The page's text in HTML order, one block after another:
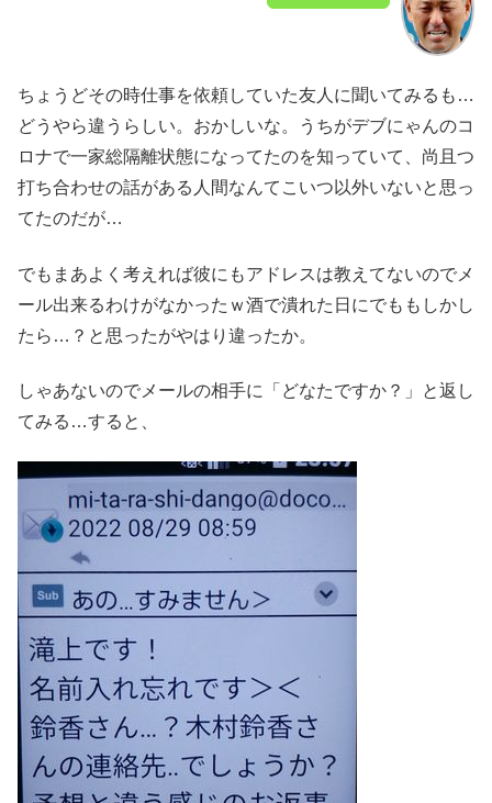
ちょうどその時仕事を依頼していた友人に聞いてみるも…
どうやら違うらしい。おかしいな。うちがデブにゃんのコ
ロナで一家総隔離状態になってたのを知っていて、尚且つ
打ち合わせの話がある人間なんてこいつ以外いないと思っ
てたのだが…
でもまあよく考えれば彼にもアドレスは教えてないのでメ
ール出来るわけがなかったｗ酒で潰れた日にでももしかし
たら…？と思ったがやはり違ったか。
しゃあないのでメールの相手に「どなたですか？」と返し
てみる…すると、